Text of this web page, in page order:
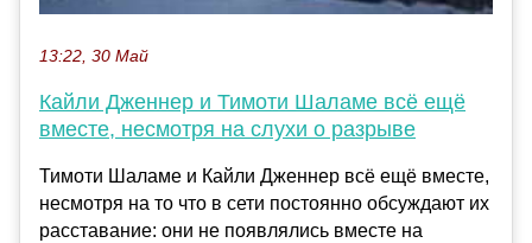
13:22, 30 Май
Кайли Дженнер и Тимоти Шаламе всё ещё
вместе, несмотря на слухи о разрыве
Тимоти Шаламе и Кайли Дженнер всё ещё вместе,
несмотря на то что в сети постоянно обсуждают их
расставание: они не появлялись вместе на